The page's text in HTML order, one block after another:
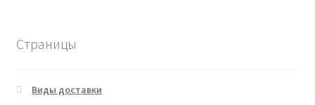
Страницы
Виды доставки